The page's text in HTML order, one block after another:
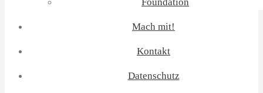
Mach mit!
Kontakt
Datenschutz